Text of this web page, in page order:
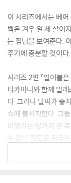
이 시리즈에서는 베
벡은 겨우 열 세 살이
는 집념을 보여준다.
주기에 충분할 것이다.
시리즈 2편 『얼어붙
티카아니와 함께 알
다. 그러나 날씨가 좋
속에 불시착한다. 그
비행기는 망가져 곧
수 없을 정도로 위급
붙은 산을 넘어 구조
못할 것 같은 냉혹한